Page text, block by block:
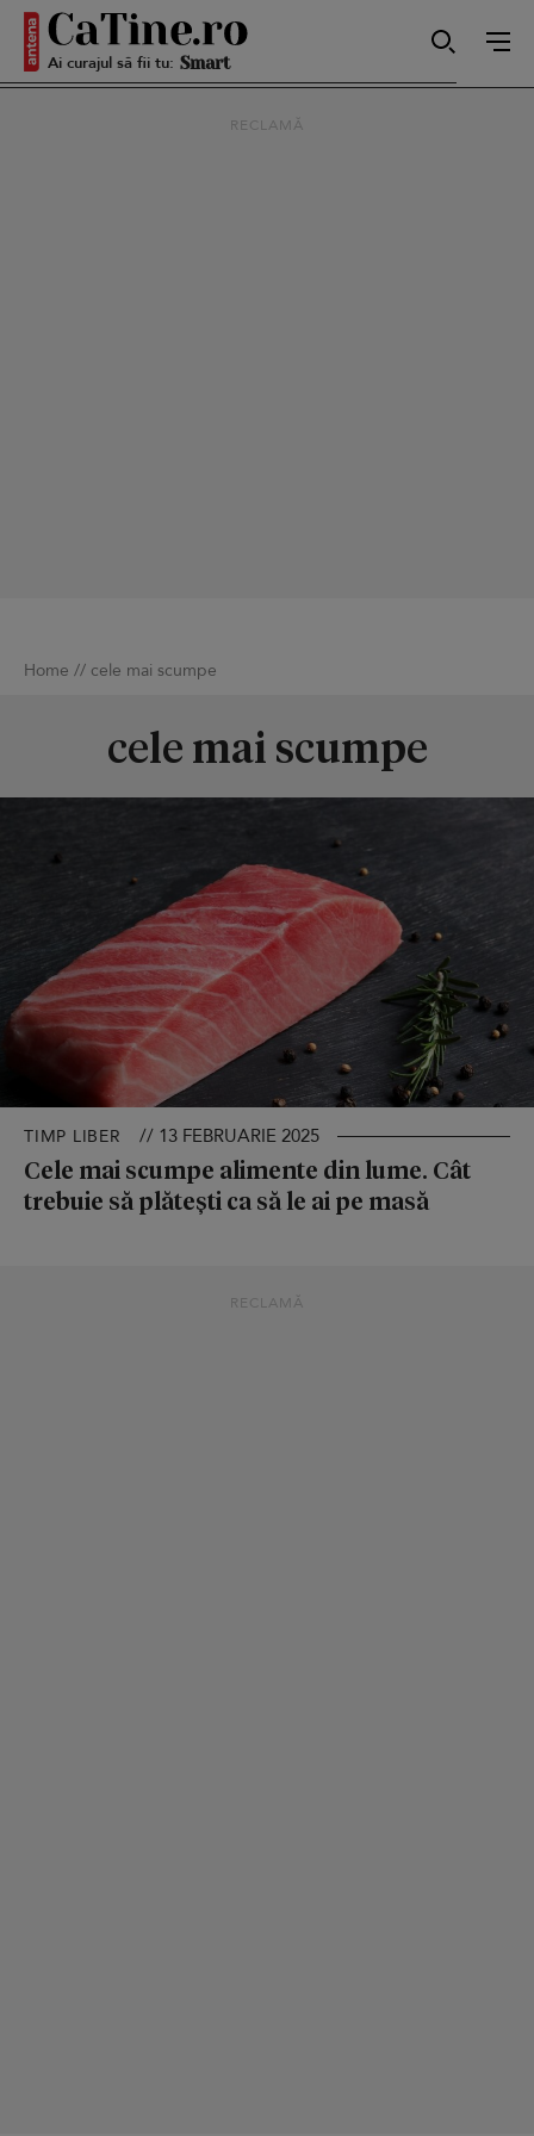
Ai curajul să fii tu: Smart
RECLAMĂ
Home // cele mai scumpe
cele mai scumpe
TIMP LIBER // 13 FEBRUARIE 2025
Cele mai scumpe alimente din lume. Cât
trebuie să plătești ca să le ai pe masă
RECLAMĂ